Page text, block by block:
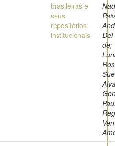
brasileiras e
seus
repositórios
institucionais
Del
de;